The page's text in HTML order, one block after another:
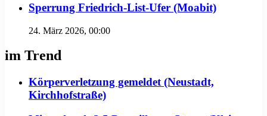
Sperrung Friedrich-List-Ufer (Moabit)
24. März 2026, 00:00
im Trend
Körperverletzung gemeldet (Neustadt,
Kirchhofstraße)